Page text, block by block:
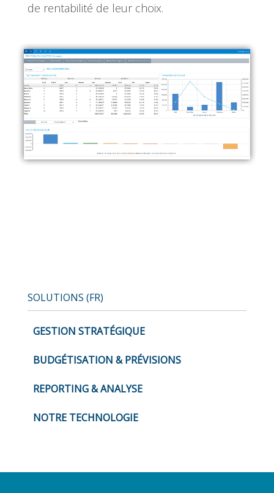
de rentabilité de leur choix.
SOLUTIONS (FR)
GESTION STRATÉGIQUE
BUDGÉTISATION & PRÉVISIONS
REPORTING & ANALYSE
NOTRE TECHNOLOGIE